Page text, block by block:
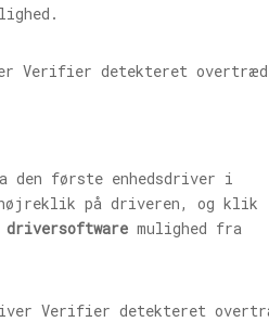
første enhedsdriver i
på driveren, og klik
driversoftware mulighed fra